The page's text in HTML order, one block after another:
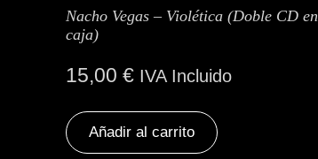
Nacho Vegas – Violética (Doble CD en
caja)
15,00€ IVA Incluido
Añadir al carrito